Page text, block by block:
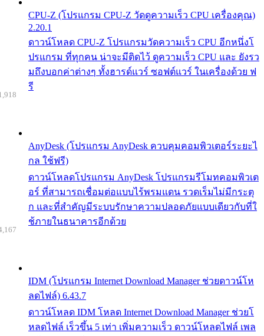
CPU-Z (โปรแกรม CPU-Z วัดดูความเร็ว CPU เครื่องคุณ)
2.20.1
ดาวน์โหลด CPU-Z โปรแกรมวัดความเร็ว CPU อีกหนึ่งโ
ปรแกรม ที่ทุกคน น่าจะมีติดไว้ ดูความเร็ว CPU และ ยังรว
มถึงบอกค่าต่างๆ ทั้งฮารด์แวร์ ซอฟต์แวร์ ในเครื่องด้วย ฟ
รี
AnyDesk (โปรแกรม AnyDesk ควบคุมคอมพิวเตอร์ระยะไ
กล ใช้ฟรี)
ดาวน์โหลดโปรแกรม AnyDesk โปรแกรมรีโมทคอมพิวเต
อร์ ที่สามารถเชื่อมต่อแบบไร้พรมแดน รวดเร็มไม่มีกระตุ
ก และที่สำคัญมีระบบรักษาความปลอดภัยแบบเดียวกับที่ใ
ช้ภายในธนาคารอีกด้วย
IDM (โปรแกรม Internet Download Manager ช่วยดาวน์โห
ลดไฟล์) 6.43.7
ดาวน์โหลด IDM โหลด Internet Download Manager ช่วยโ
หลดไฟล์ เร็วขึ้น 5 เท่า เพิ่มความเร็ว ดาวน์โหลดไฟล์ เพล